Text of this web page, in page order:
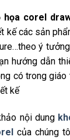
họa corel
kế các sản
ý
hướng dẫn
có trong
kế
nội dung
của chúng